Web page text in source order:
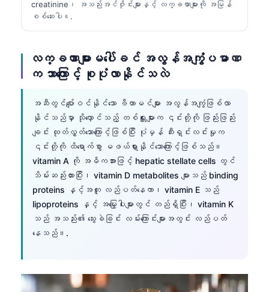
creatinine၊ အသည်းအင်ဇိုင်းများနှင့် လက္ခဏာများကို အမြန်
စစ်ဆေးပါ။.
လက္ခဏာများမပေါ်ခင် အလွန်အကျွံပမာဏ
က ဘာကြောင့် စုပုံလာနိုင်သလဲ
အဆီတွင်ပျော်ဝင်နိုင်သော ဗီတာမင်များ အလွန်အကျွံဖြစ်လာ
နိုင်သည်မှာ သိုလှောင်သည့် တစ်ရှူးများက ၎င်းတို့ကို ဖြည်းဖြည်း
ချင်း ထုတ်လွှတ်သောကြောင့်ဖြစ်ပြီး ပုံမှန် ဆီးရှင်းလင်းမှုက
၎င်းတို့ကို ထိရောက်စွာ မဖယ်ရှားနိုင်သောကြောင့်ဖြစ်သည်။
vitamin A ကို အဓိကအားဖြင့် hepatic stellate cells တွင်
သိမ်းဆည်းထားပြီး၊ vitamin D metabolites များသည် binding
proteins နှင့်အတူ လည်ပတ်နေကာ၊ vitamin E သည်
lipoproteins နှင့် အမြှေးပါးများတွင် တည်ရှိပြီး၊ vitamin K
သည် အသည်း၏ သွေးခဲခြင်း လမ်းကြောင်းများအတွင်း လည်ပတ်
နေသည်။.